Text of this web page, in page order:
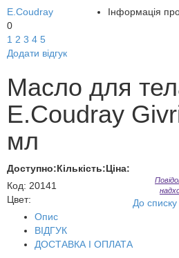
Інформація
E.Coudray
0
1 2 3 4 5
Додати відгук
Масло для
E.Coudray
мл
Доступно:Кількість:Ціна:
Код: 20141
Цвет:
До
Опис
ВІДГУК
ДОСТАВКА І ОПЛАТА